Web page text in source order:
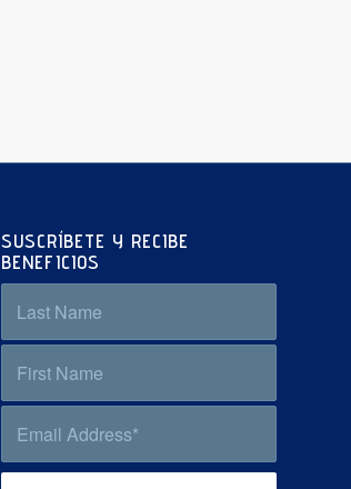
SUSCRÍBETE Y RECIBE
BENEFICIOS